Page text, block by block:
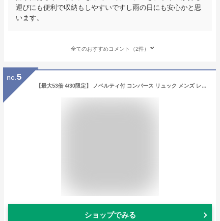
運びにも便利で収納もしやすいですし雨の日にも安心かと思
います。
全てのおすすめコメント（2件）
no. 5
【最大53倍 4/30限定】 ノベルティ付 コンバース リュック メンズ レディース 大容量 通学 スクエア 30 おしゃれ CONVERSE リュックサック カジュアル ブランド 男子 女子 中学生 高校生 黒 撥水 A3 B4 A4 SLIMTAPE LOGO スクエアリュック30L 20074
ショップでみる